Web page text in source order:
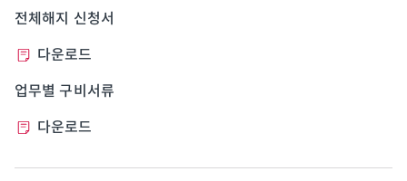
전체해지 신청서
다운로드
업무별 구비서류
다운로드